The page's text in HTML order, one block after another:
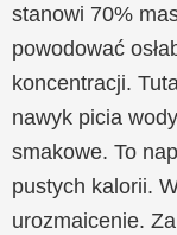
stanowi 70%
powodować
koncentracji.
nawyk picia
smakowe. To
pustych kalorii.
urozmaicenie.